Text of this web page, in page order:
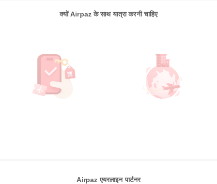
क्यों Airpaz के साथ यात्रा करनी चाहिए
Airpaz एयरलाइन पार्टनर